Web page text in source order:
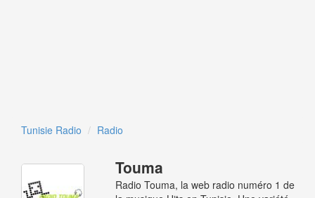
Tunisie Radio Radio
Touma
Radio Touma, la web radio numéro 1 de